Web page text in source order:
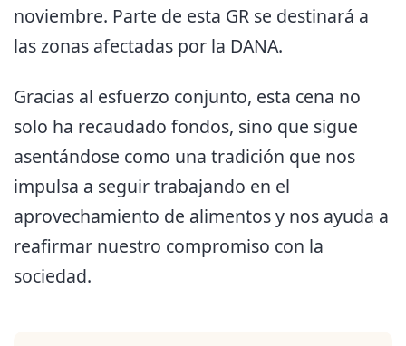
noviembre. Parte de esta GR se destinará a
las zonas afectadas por la DANA.
Gracias al esfuerzo conjunto, esta cena no
solo ha recaudado fondos, sino que sigue
asentándose como una tradición que nos
impulsa a seguir trabajando en el
aprovechamiento de alimentos y nos ayuda a
reafirmar nuestro compromiso con la
sociedad.